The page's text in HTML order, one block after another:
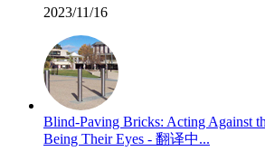
2023/11/16
Blind-Paving Bricks: Acting Against
Being Their Eyes - 翻译中...